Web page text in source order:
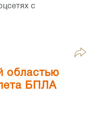
с
областью
БПЛА